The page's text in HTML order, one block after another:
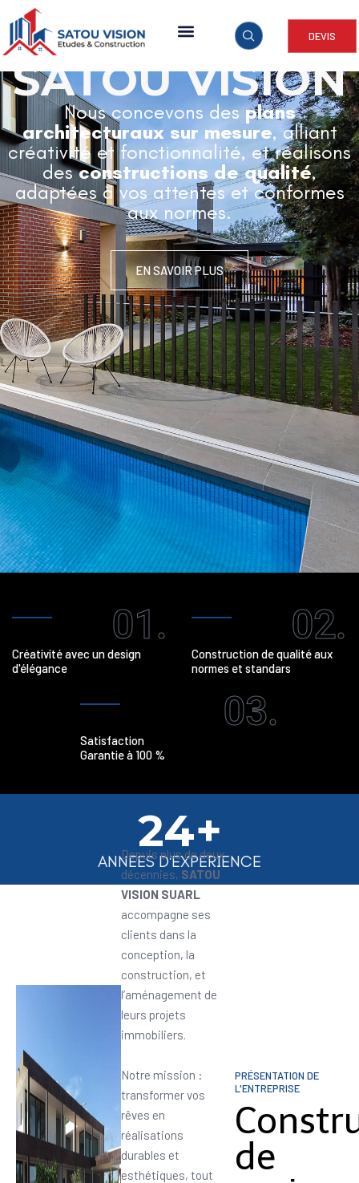
DEVIS
ARCHITECTURE & CONSTRUCTION
SATOU VISION
Nous concevons desplans
architecturaux sur mesure, alliant
créativité et fonctionnalité, et réalisons
desconstructions de qualité,
adaptées à vos attentes et conformes
aux normes.
EN SAVOIR PLUS
01.
Créativité avec un design
d'élégance
02.
Construction de qualité aux
normes et standars
03.
Satisfaction
Garantie à 100 %
24+
ANNEES D'EXPERIENCE
Depuis plus de deux
décennies, SATOU
VISION SUARL
accompagne ses
clients dans la
conception, la
construction, et
l’aménagement de
leurs projets
immobiliers.
Notre mission :
transformer vos
rêves en
réalisations
durables et
esthétiques, tout
PRÉSENTATION DE
L'ENTREPRISE
de